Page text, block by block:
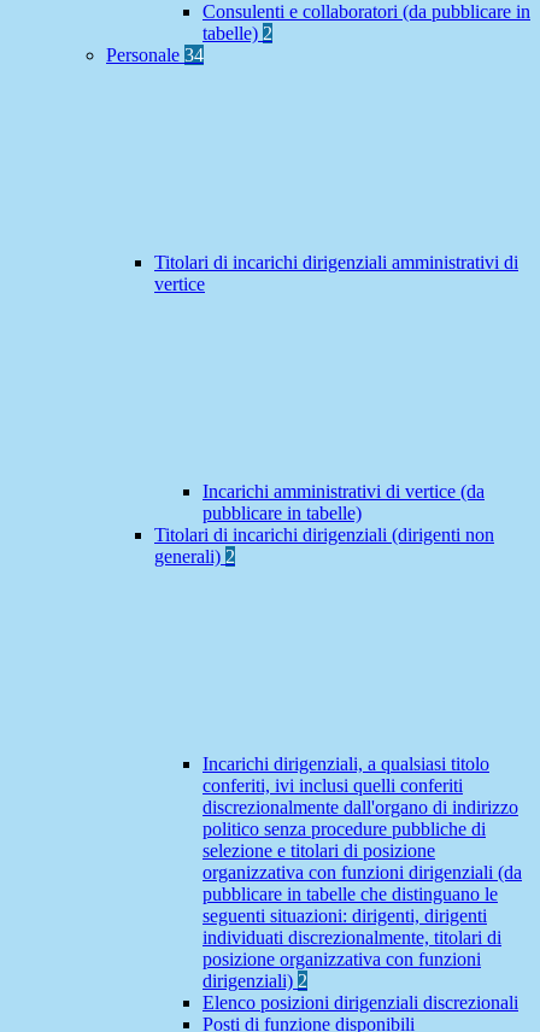
Consulenti e collaboratori (da pubblicare in
tabelle) 2
Personale 34
Titolari di incarichi dirigenziali amministrativi di
vertice
Incarichi amministrativi di vertice (da
pubblicare in tabelle)
Titolari di incarichi dirigenziali (dirigenti non
generali) 2
Incarichi dirigenziali, a qualsiasi titolo
conferiti, ivi inclusi quelli conferiti
discrezionalmente dall'organo di indirizzo
politico senza procedure pubbliche di
selezione e titolari di posizione
organizzativa con funzioni dirigenziali (da
pubblicare in tabelle che distinguano le
seguenti situazioni: dirigenti, dirigenti
individuati discrezionalmente, titolari di
posizione organizzativa con funzioni
dirigenziali) 2
Elenco posizioni dirigenziali discrezionali
Posti di funzione disponibili